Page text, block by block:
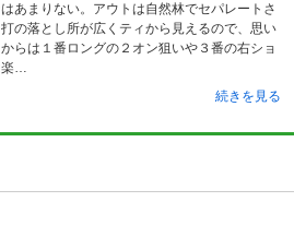
あまりない。アウトは自然林でセパレートさ
の落とし所が広くティから見えるので、思い
らは１番ロングの２オン狙いや３番の右ショ
続きを見る